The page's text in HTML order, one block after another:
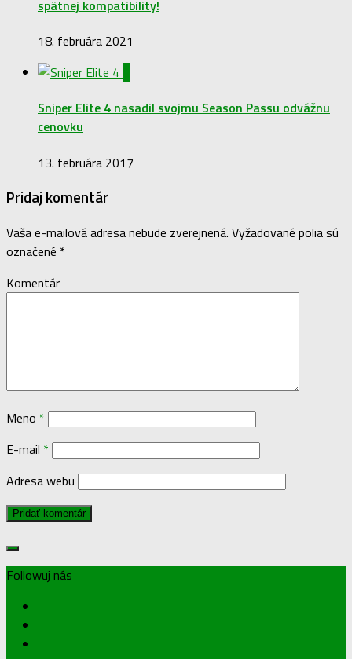
spätnej kompatibility!
18. februára 2021
Sniper Elite 4 nasadil svojmu Season Passu odvážnu
cenovku
13. februára 2017
Pridaj komentár
Vaša e-mailová adresa nebude zverejnená. Vyžadované polia sú
označené *
Komentár
Meno *
E-mail *
Adresa webu
Followuj nás